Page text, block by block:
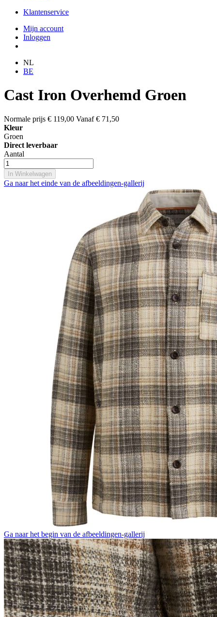
Klantenservice
Mijn account
Inloggen
NL
BE
Cast Iron Overhemd Groen
Normale prijs € 119,00 Vanaf € 71,50
Kleur
Groen
Direct leverbaar
Aantal
In Winkelwagen
Ga naar het einde van de afbeeldingen-gallerij
Ga naar het begin van de afbeeldingen-gallerij